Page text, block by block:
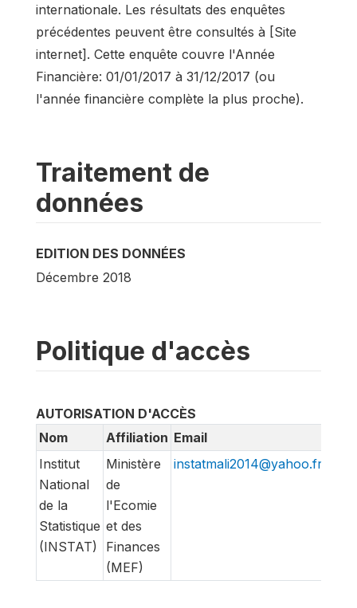
internationale. Les résultats des enquêtes
précédentes peuvent être consultés à [Site
internet]. Cette enquête couvre l'Année
Financière: 01/01/2017 à 31/12/2017 (ou
l'année financière complète la plus proche).
Traitement de
données
EDITION DES DONNÉES
Décembre 2018
Politique d'accès
AUTORISATION D'ACCÈS
Nom
Affiliation Email
Institut
National
de la
Statistique
(INSTAT)
Ministère
de
l'Ecomie
et des
Finances
(MEF)
instatmali2014@yahoo.fr